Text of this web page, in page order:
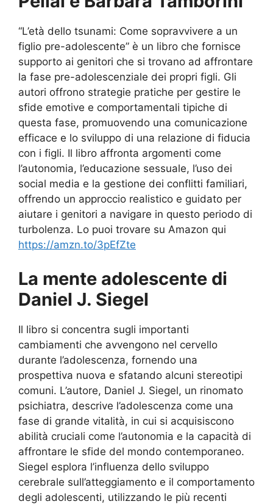
“L’età dello tsunami: Come sopravvivere a un
figlio pre-adolescente” è un libro che fornisce
supporto ai genitori che si trovano ad affrontare
la fase pre-adolescenziale dei propri figli. Gli
autori offrono strategie pratiche per gestire le
sfide emotive e comportamentali tipiche di
questa fase, promuovendo una comunicazione
efficace e lo sviluppo di una relazione di fiducia
con i figli. Il libro affronta argomenti come
l’autonomia, l’educazione sessuale, l’uso dei
social media e la gestione dei conflitti familiari,
offrendo un approccio realistico e guidato per
aiutare i genitori a navigare in questo periodo di
turbolenza. Lo puoi trovare su Amazon qui
https://amzn.to/3pEfZte
La mente adolescente di
Daniel J. Siegel
Il libro si concentra sugli importanti
cambiamenti che avvengono nel cervello
durante l’adolescenza, fornendo una
prospettiva nuova e sfatando alcuni stereotipi
comuni. L’autore, Daniel J. Siegel, un rinomato
psichiatra, descrive l’adolescenza come una
fase di grande vitalità, in cui si acquisiscono
abilità cruciali come l’autonomia e la capacità di
affrontare le sfide del mondo contemporaneo.
Siegel esplora l’influenza dello sviluppo
cerebrale sull’atteggiamento e il comportamento
degli adolescenti, utilizzando le più recenti